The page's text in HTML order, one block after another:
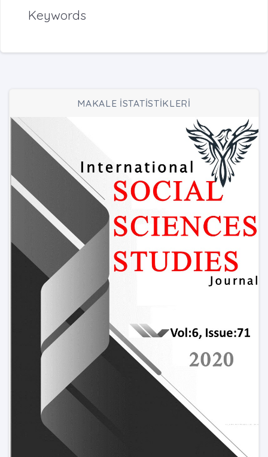
Keywords
MAKALE İSTATİSTİKLERİ